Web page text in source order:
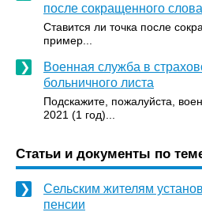
после сокращенного
Ставится ли точка после
пример...
Военная служба в
больничного листа
Подскажите, пожалуйста,
2021 (1 год)...
Статьи и документы по
Сельским жителям
пенсии